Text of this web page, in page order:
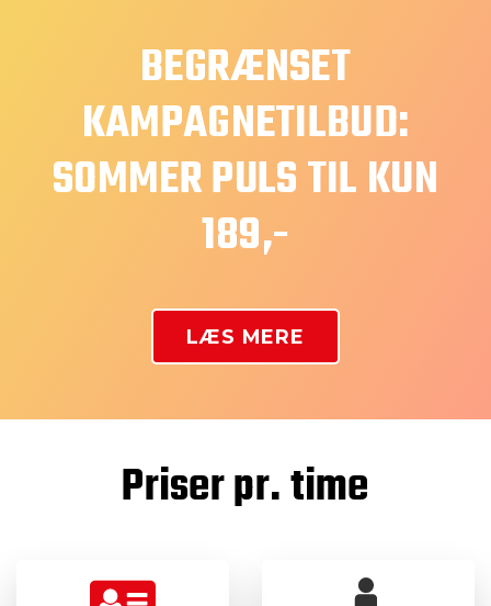
BEGRÆNSET
KAMPAGNETILBUD:
SOMMER PULS TIL KUN
189,-
LÆS MERE
Priser pr. time